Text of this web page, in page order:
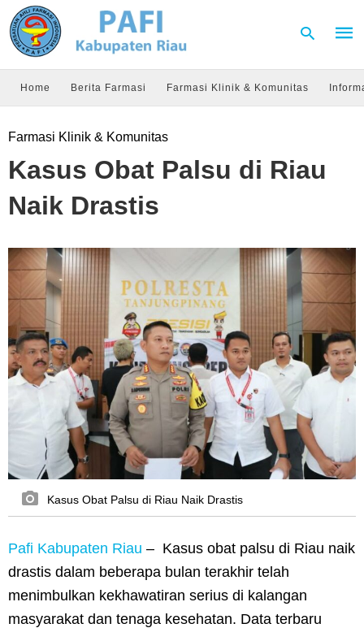
Home Berita Farmasi Farmasi Klinik & Komunitas
Farmasi Klinik & Komunitas
Kasus Obat Palsu di Riau
Naik Drastis
Kasus Obat Palsu di Riau Naik Drastis
Pafi Kabupaten Riau – Kasus obat palsu di Riau naik
drastis dalam beberapa bulan terakhir telah
menimbulkan kekhawatiran serius di kalangan
masyarakat dan tenaga kesehatan. Data terbaru